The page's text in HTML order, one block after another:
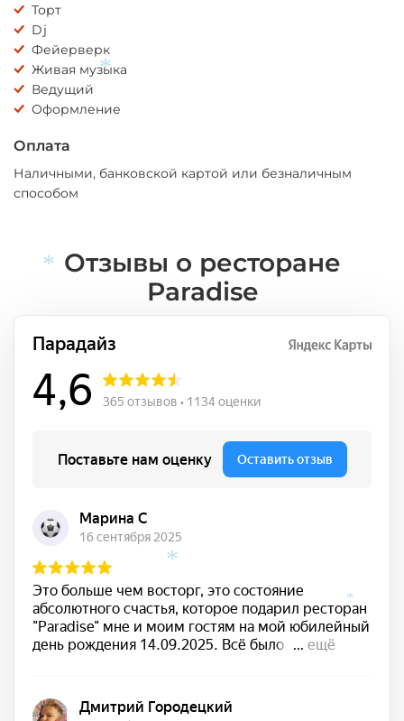
Торт
Dj
Фейерверк
Живая музыка
Ведущий
Оформление
Оплата
Наличными, банковской картой или безналичным
способом
Отзывы о ресторане
Paradise
*
*